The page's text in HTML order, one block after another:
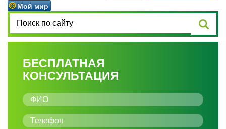
Мой мир
БЕСПЛАТНАЯ
КОНСУЛЬТАЦИЯ